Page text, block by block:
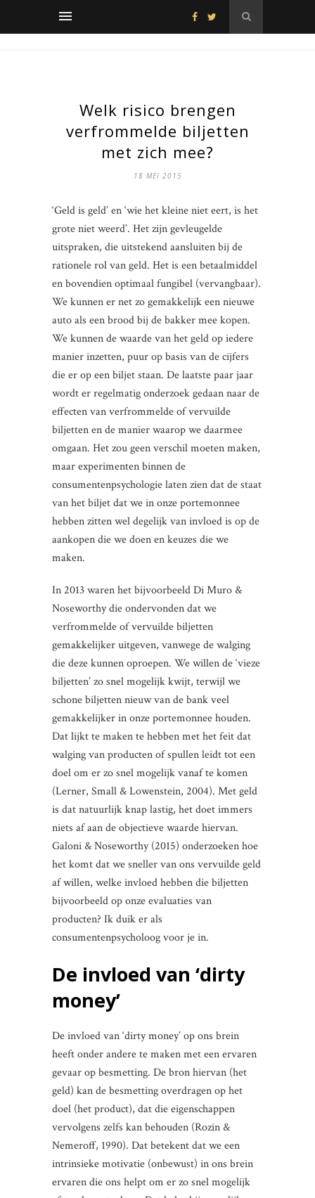
Welk risico brengen
verfrommelde biljetten
met zich mee?
18 MEI 2015
‘Geld is geld’ en ‘wie het kleine niet eert, is het
grote niet weerd’. Het zijn gevleugelde
uitspraken, die uitstekend aansluiten bij de
rationele rol van geld. Het is een betaalmiddel
en bovendien optimaal fungibel (vervangbaar).
We kunnen er net zo gemakkelijk een nieuwe
auto als een brood bij de bakker mee kopen.
We kunnen de waarde van het geld op iedere
manier inzetten, puur op basis van de cijfers
die er op een biljet staan. De laatste paar jaar
wordt er regelmatig onderzoek gedaan naar de
effecten van verfrommelde of vervuilde
biljetten en de manier waarop we daarmee
omgaan. Het zou geen verschil moeten maken,
maar experimenten binnen de
consumentenpsychologie laten zien dat de staat
van het biljet dat we in onze portemonnee
hebben zitten wel degelijk van invloed is op de
aankopen die we doen en keuzes die we
maken.
In 2013 waren het bijvoorbeeld Di Muro &
Noseworthy die ondervonden dat we
verfrommelde of vervuilde biljetten
gemakkelijker uitgeven, vanwege de walging
die deze kunnen oproepen. We willen de ‘vieze
biljetten’ zo snel mogelijk kwijt, terwijl we
schone biljetten nieuw van de bank veel
gemakkelijker in onze portemonnee houden.
Dat lijkt te maken te hebben met het feit dat
walging van producten of spullen leidt tot een
doel om er zo snel mogelijk vanaf te komen
(Lerner, Small & Lowenstein, 2004). Met geld
is dat natuurlijk knap lastig, het doet immers
niets af aan de objectieve waarde hiervan.
Galoni & Noseworthy (2015) onderzoeken hoe
het komt dat we sneller van ons vervuilde geld
af willen, welke invloed hebben die biljetten
bijvoorbeeld op onze evaluaties van
producten? Ik duik er als
consumentenpsycholoog voor je in.
De invloed van ‘dirty
money’
De invloed van ‘dirty money’ op ons brein
heeft onder andere te maken met een ervaren
gevaar op besmetting. De bron hiervan (het
geld) kan de besmetting overdragen op het
doel (het product), dat die eigenschappen
vervolgens zelfs kan behouden (Rozin &
Nemeroff, 1990). Dat betekent dat we een
intrinsieke motivatie (onbewust) in ons brein
ervaren die ons helpt om er zo snel mogelijk